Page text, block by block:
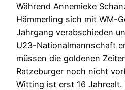
Während Annemieke
Hämmerling sich mit WM-
Jahrgang verabschieden
U23-Nationalmannschaft
müssen die goldenen
Ratzeburger noch nicht
Witting ist erst 16